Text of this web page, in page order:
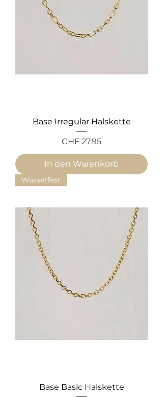
Base Irregular Halskette
Preis
CHF 27.95
In den Warenkorb
Wasserfest
Base Basic Halskette